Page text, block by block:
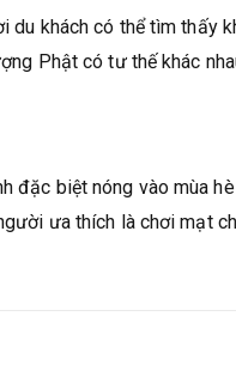
du khách có thể tìm thấy
Phật có tư thế khác
đặc biệt nóng vào mùa
ưa thích là chơi mạt